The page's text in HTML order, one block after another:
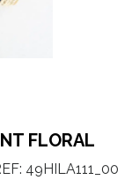
FLORAL
49HILA111_00